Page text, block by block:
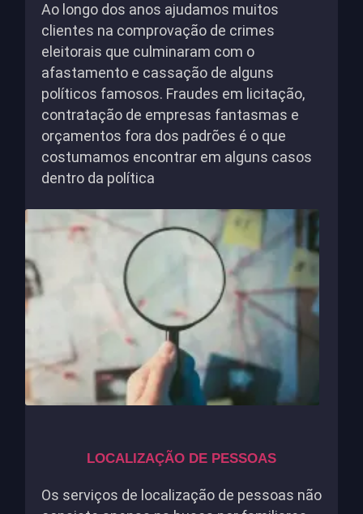
Ao longo dos anos ajudamos muitos
clientes na comprovação de crimes
eleitorais que culminaram com o
afastamento e cassação de alguns
políticos famosos. Fraudes em licitação,
contratação de empresas fantasmas e
orçamentos fora dos padrões é o que
costumamos encontrar em alguns casos
dentro da política
LOCALIZAÇÃO DE PESSOAS
Os serviços de localização de pessoas não